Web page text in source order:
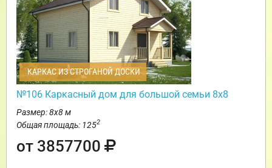
КАРКАС ИЗ СТРОГАНОЙ ДОСКИ
№106 Каркасный дом для большой семьи 8х8
Размер: 8х8 м
Общая площадь: 1252
от 3857700